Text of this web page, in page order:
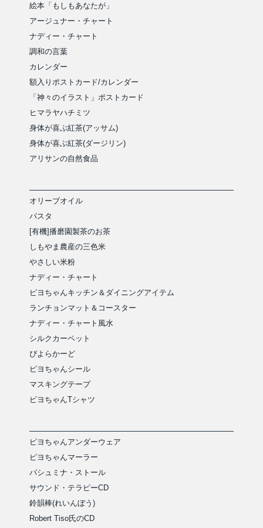
絵本「もしもあなたが」
アージュナー・チャート
ナディー・チャート
調和の言葉
カレンダー
額入りポストカード/カレンダー
「神々のイラスト」ポストカード
ヒマラヤハチミツ
身体が喜ぶ紅茶(アッサム)
身体が喜ぶ紅茶(ダージリン)
アリサンの自然食品
オリーブオイル
パスタ
[有機]播磨園製茶のお茶
しもやま農産の三色米
やさしい米粉
ナディー・チャート
ピヨちゃんキッチン＆ダイニングアイテム
ランチョンマット＆コースター
ナディー・チャート風水
シルクカーペット
ぴよらかーど
ピヨちゃんシール
マスキングテープ
ピヨちゃんTシャツ
ピヨちゃんアンダーウェア
ピヨちゃんマーラー
パシュミナ・ストール
サウンド・テラピーCD
鈴韻棒(れいんぼう)
Robert Tiso氏のCD